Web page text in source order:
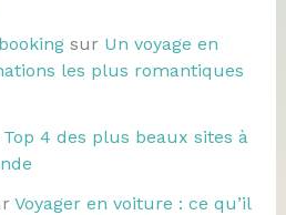
sur Un voyage en
les plus romantiques
Top 4 des plus beaux sites à
Voyager en voiture : ce qu’il